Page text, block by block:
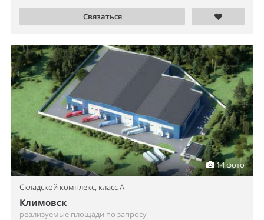
Связаться
14 фото
Складской комплекс, класс A
Климовск
реализуемые площади по запросу